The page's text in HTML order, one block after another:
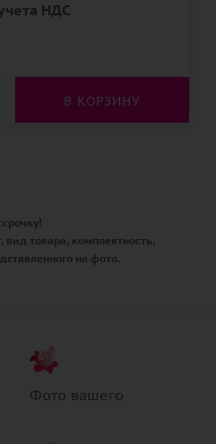
НДС
В КОРЗИНУ
товара, комплектность,
на фото.
Фото вашего